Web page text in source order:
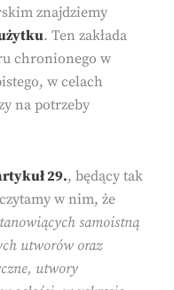
znajdziemy
. Ten zakłada
chronionego w
w celach
na potrzeby
29., będący tak
w nim, że
samoistną
utworów oraz
utwory